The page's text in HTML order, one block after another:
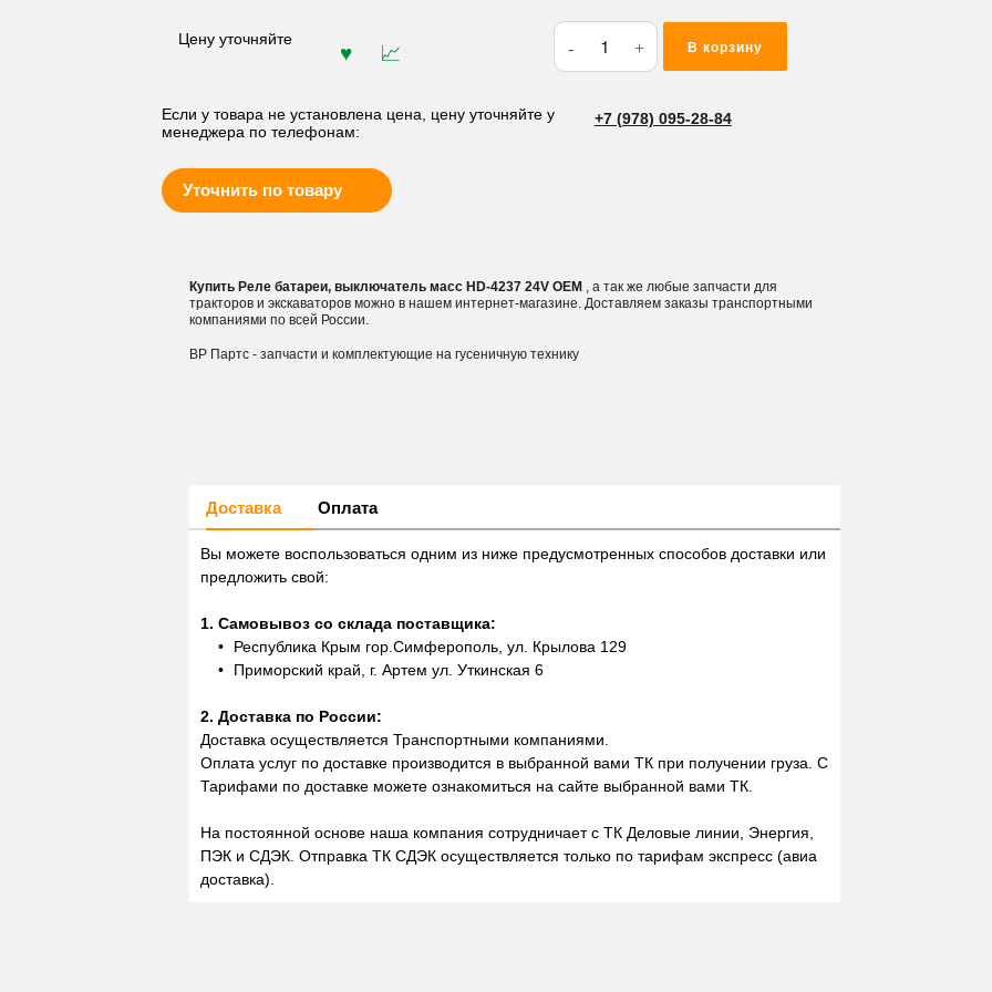
Цену уточняйте
Количество
товара
батареи,
В корзину
Если у товара не установлена цена, цену уточняйте у
менеджера по телефонам:
+7 (978) 095-28-84
Уточнить по товару
Купить Реле батареи, выключатель масс HD-4237 24V OEM , а так же любые запчасти для
тракторов и экскаваторов можно в нашем интернет-магазине. Доставляем заказы транспортными
компаниями по всей России.
ВР Партс - запчасти и комплектующие на гусеничную технику
Доставка Оплата
Вы можете воспользоваться одним из ниже предусмотренных способов доставки или
предложить свой:
1. Самовывоз со склада поставщика:
Республика Крым гор.Симферополь, ул. Крылова 129
Приморский край, г. Артем ул. Уткинская 6
2. Доставка по России:
Доставка осуществляется Транспортными компаниями.
Оплата услуг по доставке производится в выбранной вами ТК при получении груза. С
Тарифами по доставке можете ознакомиться на сайте выбранной вами ТК.
На постоянной основе наша компания сотрудничает с ТК Деловые линии, Энергия,
ПЭК и СДЭК. Отправка ТК СДЭК осуществляется только по тарифам экспресс (авиа
доставка).